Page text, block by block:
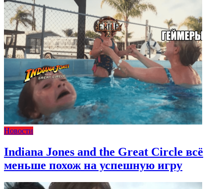
Новости
Indiana Jones and the Great Circle всё
меньше похож на успешную игру